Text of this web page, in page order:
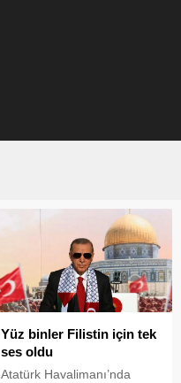
Yüz binler Filistin için tek
ses oldu
Atatürk Havalimanı’nda